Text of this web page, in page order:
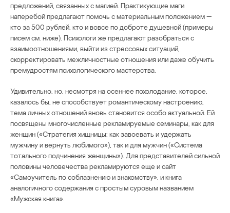
предложений, связанных с магией. Практикующие маги
наперебой предлагают помочь с материальным положением —
кто за 500 рублей, кто и вовсе по доброте душевной (примеры
писем см. ниже). Психологи же предлагают разобраться с
взаимоотношениями, выйти из стрессовых ситуаций,
скорректировать межличностные отношения или даже обучить
премудростям психологического мастерства.
Удивительно, но, несмотря на осеннее похолодание, которое,
казалось бы, не способствует романтическому настроению,
тема личных отношений вновь становится особо актуальной. Ей
посвящены многочисленные рекламируемые семинары, как для
женщин («Стратегия хищницы: как завоевать и удержать
мужчину и вернуть любимого»), так и для мужчин («Система
тотального подчинения женщины»). Для представителей сильной
половины человечества рекламируются еще и сайт
«Самоучитель по соблазнению и знакомству», и книга
аналогичного содержания с простым суровым названием
«Мужская книга».